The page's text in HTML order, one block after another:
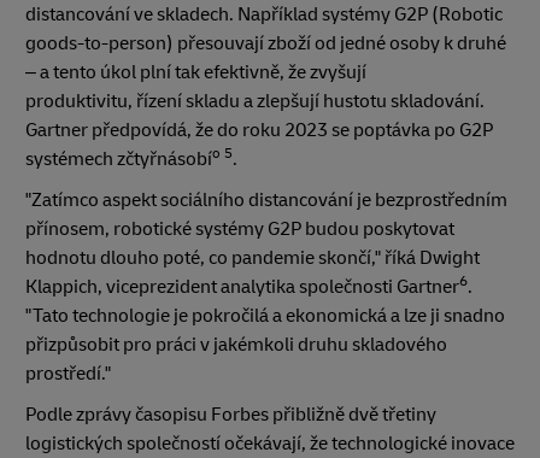
distancování ve skladech. Například systémy G2P (Robotic
goods-to-person) přesouvají zboží od jedné osoby k druhé
– a tento úkol plní tak efektivně, že zvyšují
produktivitu, řízení skladu a zlepšují hustotu skladování.
Gartner předpovídá, že do roku 2023 se poptávka po G2P
systémech zčtyřnásobío 5.
"Zatímco aspekt sociálního distancování je bezprostředním
přínosem, robotické systémy G2P budou poskytovat
hodnotu dlouho poté, co pandemie skončí," říká Dwight
Klappich, viceprezident analytika společnosti Gartner6.
"Tato technologie je pokročilá a ekonomická a lze ji snadno
přizpůsobit pro práci v jakémkoli druhu skladového
prostředí."
Podle zprávy časopisu Forbes přibližně dvě třetiny
logistických společností očekávají, že technologické inovace